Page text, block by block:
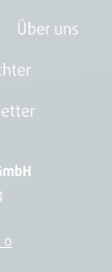
Über uns
0